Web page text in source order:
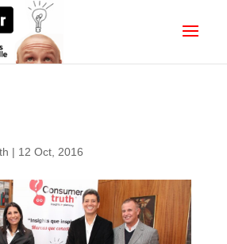
| 12 Oct, 2016